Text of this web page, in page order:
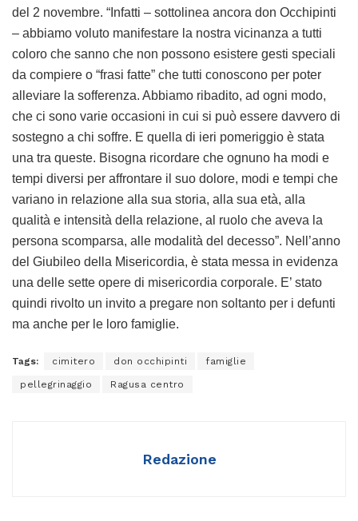
del 2 novembre. “Infatti – sottolinea ancora don Occhipinti
– abbiamo voluto manifestare la nostra vicinanza a tutti
coloro che sanno che non possono esistere gesti speciali
da compiere o “frasi fatte” che tutti conoscono per poter
alleviare la sofferenza. Abbiamo ribadito, ad ogni modo,
che ci sono varie occasioni in cui si può essere davvero di
sostegno a chi soffre. E quella di ieri pomeriggio è stata
una tra queste. Bisogna ricordare che ognuno ha modi e
tempi diversi per affrontare il suo dolore, modi e tempi che
variano in relazione alla sua storia, alla sua età, alla
qualità e intensità della relazione, al ruolo che aveva la
persona scomparsa, alle modalità del decesso”. Nell’anno
del Giubileo della Misericordia, è stata messa in evidenza
una delle sette opere di misericordia corporale. E’ stato
quindi rivolto un invito a pregare non soltanto per i defunti
ma anche per le loro famiglie.
Tags: cimitero don occhipinti famiglie
pellegrinaggio Ragusa centro
Redazione